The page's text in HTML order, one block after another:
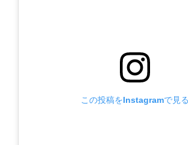
この投稿をInstagramで見る